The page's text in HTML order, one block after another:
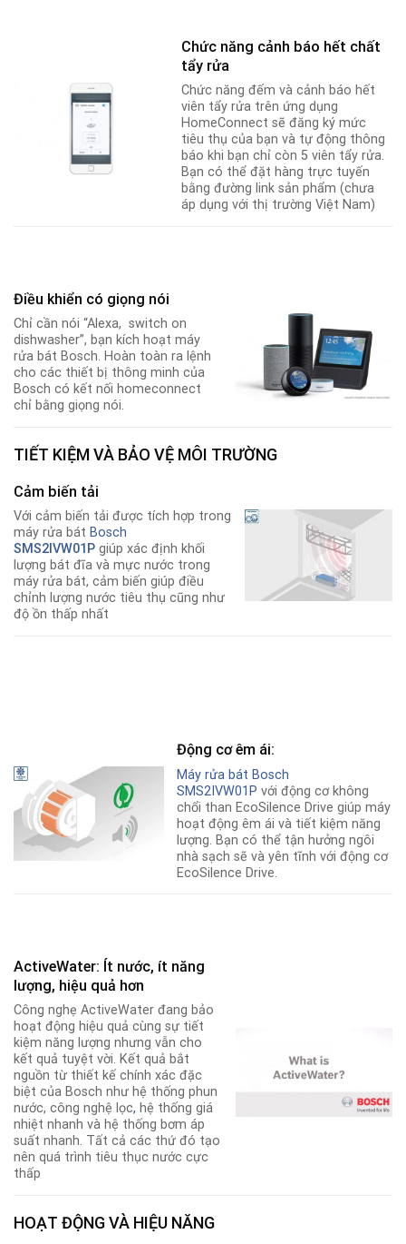
Chức năng cảnh báo hết chất
tẩy rửa
Chức năng đếm và cảnh báo hết
viên tẩy rửa trên ứng dụng
HomeConnect sẽ đăng ký mức
tiêu thụ của bạn và tự động thông
báo khi bạn chỉ còn 5 viên tẩy rửa.
Bạn có thể đặt hàng trực tuyến
bằng đường link sản phẩm (chưa
áp dụng với thị trường Việt Nam)
Điều khiển có giọng nói
Chỉ cần nói “Alexa, switch on
dishwasher”, bạn kích hoạt máy
rửa bát Bosch. Hoàn toàn ra lệnh
cho các thiết bị thông minh của
Bosch có kết nối homeconnect
chỉ bằng giọng nói.
TIẾT KIỆM VÀ BẢO VỆ MÔI TRƯỜNG
Cảm biến tải
Với cảm biến tải được tích hợp trong
máy rửa bát Bosch
SMS2IVW01P giúp xác định khối
lượng bát đĩa và mực nước trong
máy rửa bát, cảm biến giúp điều
chỉnh lượng nước tiêu thụ cũng như
độ ồn thấp nhất
Động cơ êm ái:
Máy rửa bát Bosch
SMS2IVW01P với động cơ không
chổi than EcoSilence Drive giúp máy
hoạt động êm ái và tiết kiệm năng
lượng. Bạn có thể tận hưởng ngôi
nhà sạch sẽ và yên tĩnh với động cơ
EcoSilence Drive.
ActiveWater: Ít nước, ít năng
lượng, hiệu quả hơn
Công nghẹ ActiveWater đang bảo
hoạt động hiệu quả cùng sự tiết
kiệm năng lượng nhưng vẫn cho
kết quả tuyệt vời. Kết quả bắt
nguồn từ thiết kế chính xác đặc
biệt của Bosch như hệ thống phun
nước, công nghệ lọc, hệ thống giá
nhiệt nhanh và hệ thống bơm áp
suất nhanh. Tất cả các thứ đó tạo
nên quá trình tiêu thục nước cực
thấp
HOẠT ĐỘNG VÀ HIỆU NĂNG